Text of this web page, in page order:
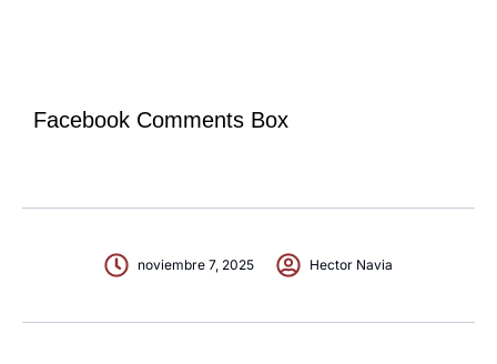
Facebook Comments Box
noviembre 7, 2025 Hector Navia